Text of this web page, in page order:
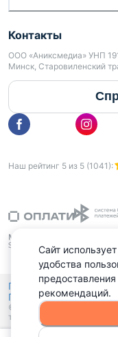
Контакты
ООО «Аниксмедиа» УНП
Минск, Старовиленский
Наш рейтинг 5 из 5 (1041 ):
Политика
Политика обработки
© 2015 - 2026,
только при наличии
Сайт
удобства
рекомендаций.